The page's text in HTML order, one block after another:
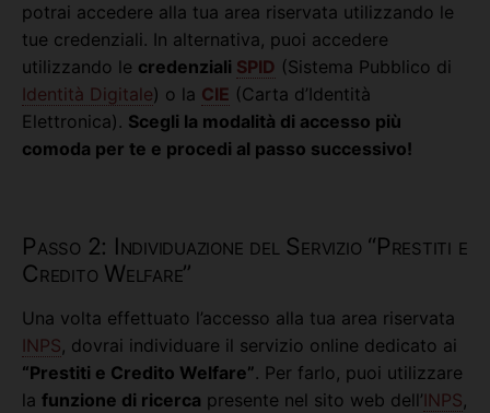
potrai accedere alla tua area riservata utilizzando le
tue credenziali. In alternativa, puoi accedere
utilizzando le credenziali SPID (Sistema Pubblico di
Identità Digitale) o la CIE (Carta d’Identità
Elettronica). Scegli la modalità di accesso più
comoda per te e procedi al passo successivo!
Passo 2: Individuazione del Servizio “Prestiti e
Credito Welfare”
Una volta effettuato l’accesso alla tua area riservata
INPS, dovrai individuare il servizio online dedicato ai
“Prestiti e Credito Welfare”. Per farlo, puoi utilizzare
la funzione di ricerca presente nel sito web dell’INPS,